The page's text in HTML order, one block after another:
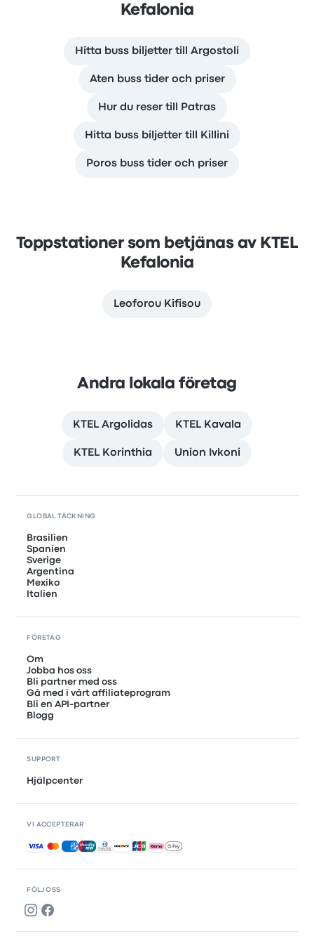
Kefalonia
Hitta buss biljetter till Argostoli
Aten buss tider och priser
Hur du reser till Patras
Hitta buss biljetter till Killini
Poros buss tider och priser
Toppstationer som betjänas av KTEL
Kefalonia
Leoforou Kifisou
Andra lokala företag
KTEL Argolidas KTEL Kavala
KTEL Korinthia Union Ivkoni
FÖLJ OSS
GLOBAL TÄCKNING
Brasilien
Spanien
Sverige
Argentina
Mexiko
Italien
FÖRETAG
Om
Jobba hos oss
Bli partner med oss
Gå med i vårt affiliateprogram
Bli en API-partner
Blogg
SUPPORT
Hjälpcenter
VI ACCEPTERAR
Accepterade betalningar